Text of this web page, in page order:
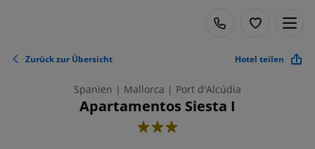
Zurück zur Übersicht Hotel teilen
Spanien | Mallorca | Port d'Alcúdia
Apartamentos Siesta I
3